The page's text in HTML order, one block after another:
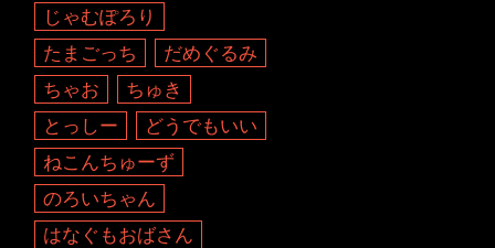
じゃむぽろり
たまごっち
だめぐるみ
ちゃお
ちゅき
とっしー
どうでもいい
ねこんちゅーず
のろいちゃん
はなぐもおばさん